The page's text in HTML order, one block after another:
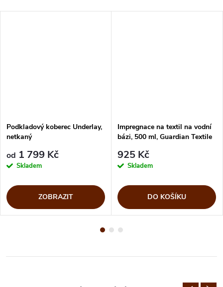
Podkladový koberec Underlay,
netkaný
od 1 799 Kč
Skladem
ZOBRAZIT
Impregnace na textil na vodní
bázi, 500 ml, Guardian Textile
925 Kč
Skladem
DO KOŠÍKU